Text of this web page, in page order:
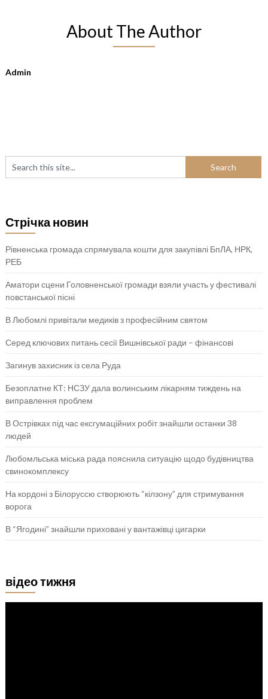
About The Author
Admin
Стрічка новин
Рівненська громада спрямувала кошти для закупівлі БпЛА, НРК,
РЕБ
Аматори сцени Головненської громади взяли участь у фестивалі
повстанської пісні
В Любомлі привітали медиків з професійним святом
Серед ключових питань сесії Вишнівської ради – фінансові
Загинув захисник із села Руда
Безоплатне КТ: НСЗУ дала волинським лікарням тиждень на
виправлення проблем
В Острівках під час ексгумаційних робіт знайшли останки 38
людей
Любомльська міська рада пояснила ситуацію щодо будівництва
свинокомплексу
На кордоні з Білоруссю створюють “кілзону” для стримування
ворога
В “Ягодині” знайшли приховані у вантажівці цигарки
відео тижня